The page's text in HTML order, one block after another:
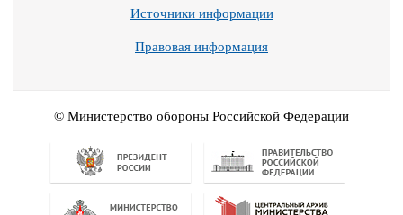
Источники информации
Правовая информация
© Министерство обороны Российской Федерации